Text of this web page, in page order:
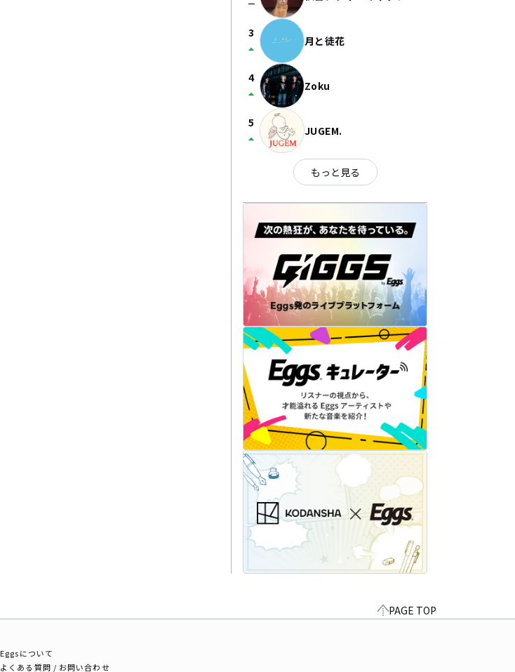
check_indeterminate_small
3
arrow_drop_up 月と徒花
4
arrow_drop_up Zoku
5
arrow_drop_up JUGEM.
もっと見る
PAGE TOP
Eggsについて
よくある質問 / お問い合わせ